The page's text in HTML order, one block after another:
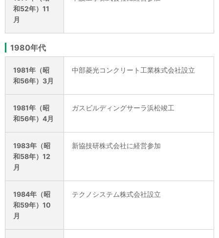
和52年）11
月
1980年代
1981年（昭
和56年）3月
中部菱光コンクリート工業株式会社設立
1981年（昭
和56年）4月
ガスビルディングサーラ浜松竣工
1983年（昭
和58年）12
月
新協技研株式会社に経営参加
1984年（昭
和59年）10
月
テクノシステム株式会社設立